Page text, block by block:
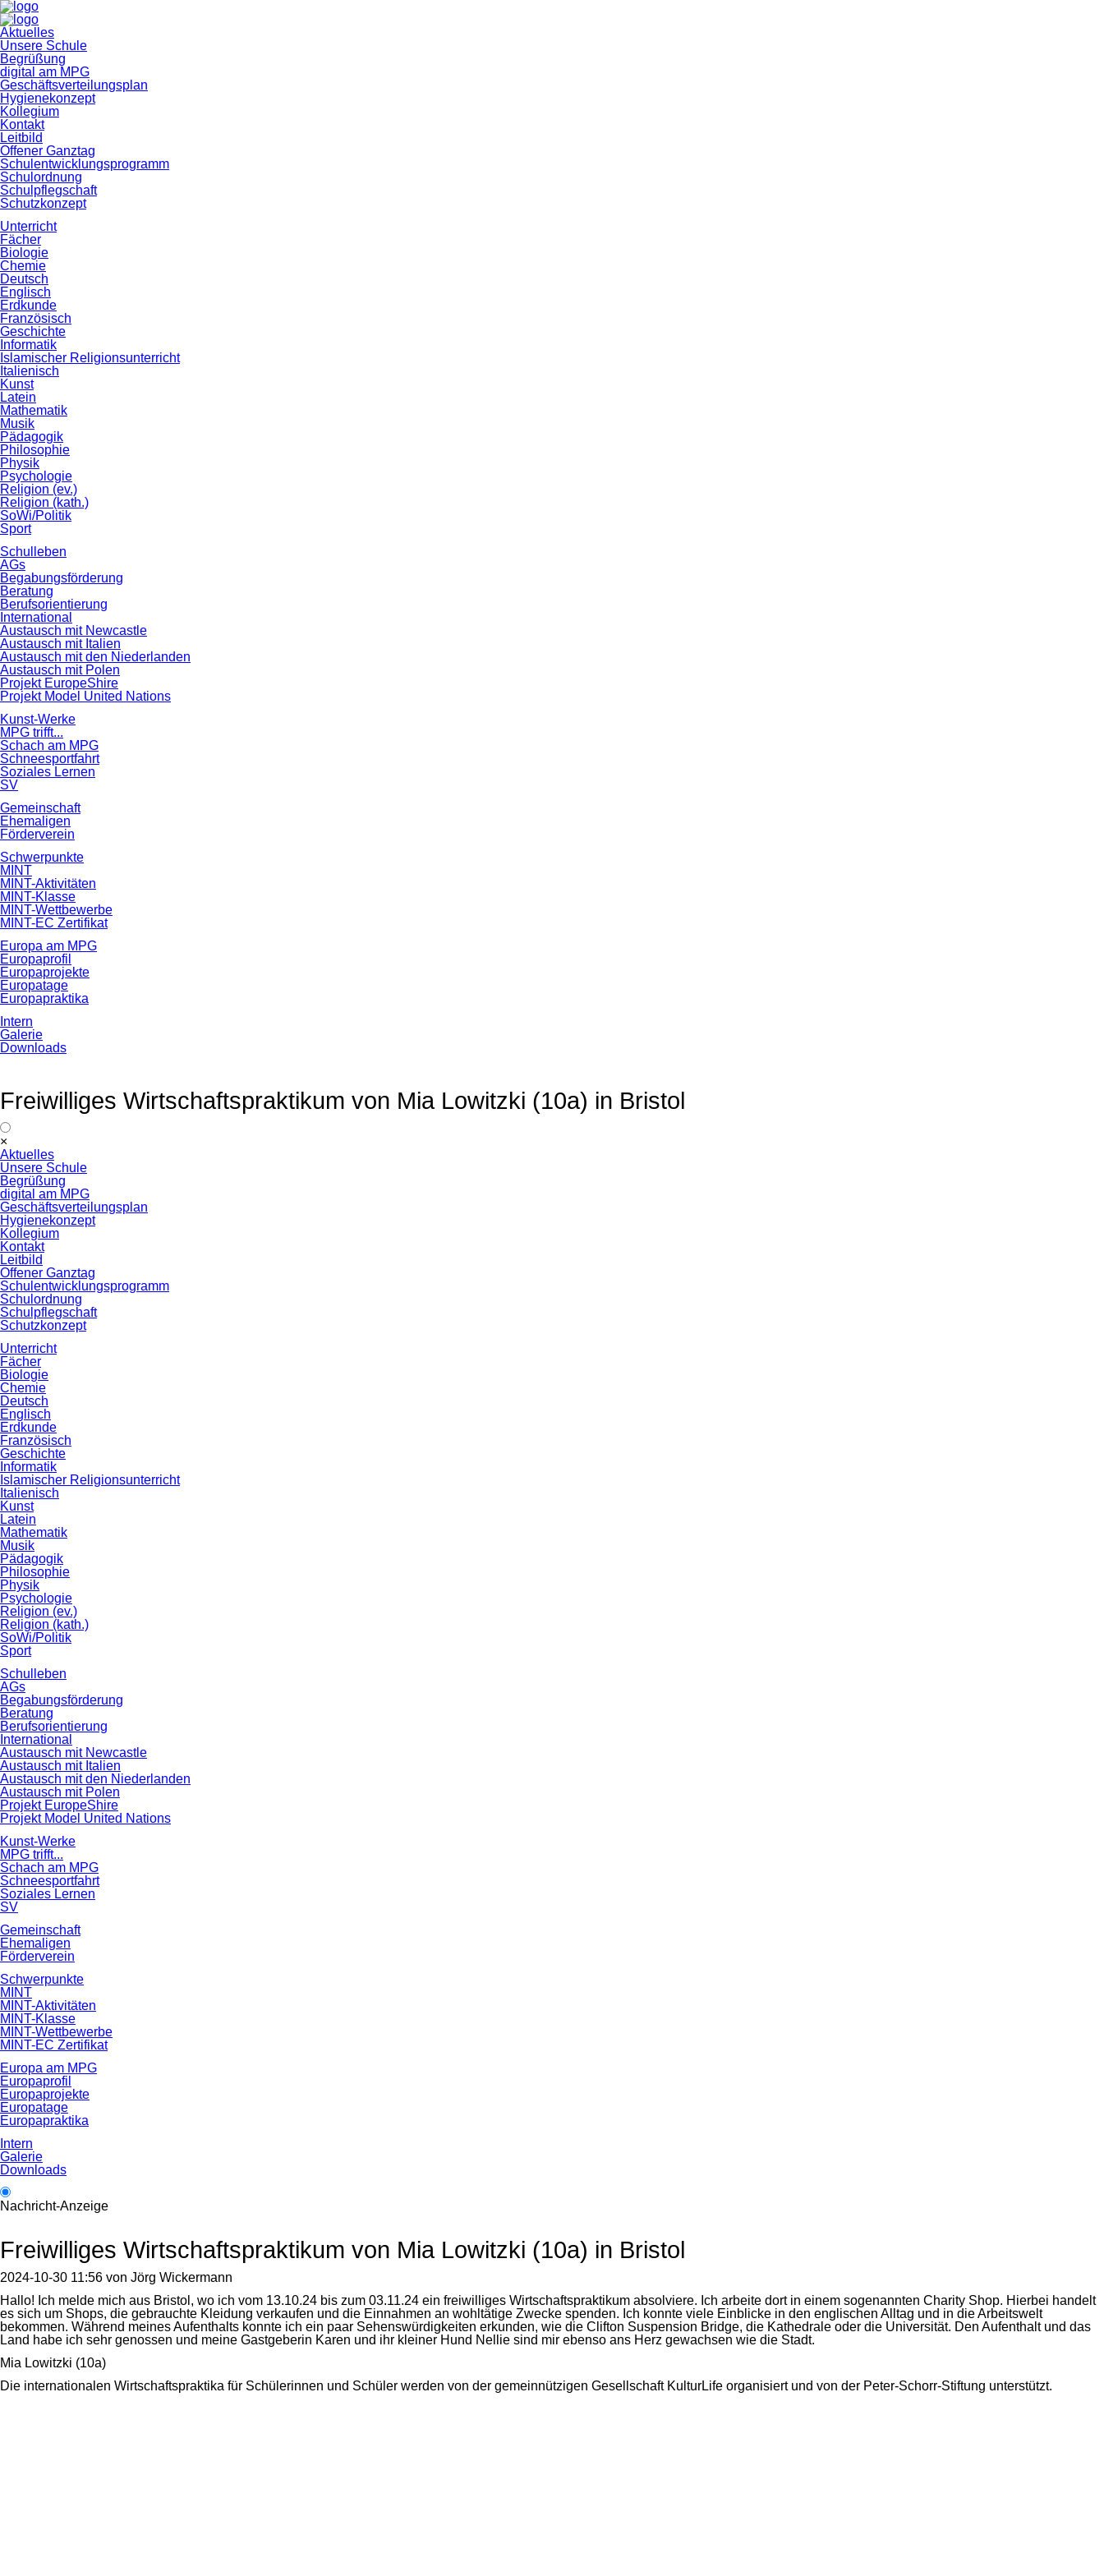
Navigation
überspringen
Aktuelles
Unsere Schule
Begrüßung
digital am MPG
Geschäftsverteilungsplan
Hygienekonzept
Kollegium
Kontakt
Leitbild
Offener Ganztag
Schulentwicklungsprogramm
Schulordnung
Schulpflegschaft
Schutzkonzept
Unterricht
Fächer
Biologie
Chemie
Deutsch
Englisch
Erdkunde
Französisch
Geschichte
Informatik
Islamischer Religionsunterricht
Italienisch
Kunst
Latein
Mathematik
Musik
Pädagogik
Philosophie
Physik
Psychologie
Religion (ev.)
Religion (kath.)
SoWi/Politik
Sport
Schulleben
AGs
Begabungsförderung
Beratung
Berufsorientierung
International
Austausch mit Newcastle
Austausch mit Italien
Austausch mit den Niederlanden
Austausch mit Polen
Projekt EuropeShire
Projekt Model United Nations
Kunst-Werke
MPG trifft...
Schach am MPG
Schneesportfahrt
Soziales Lernen
SV
Gemeinschaft
Ehemaligen
Förderverein
Schwerpunkte
MINT
MINT-Aktivitäten
MINT-Klasse
MINT-Wettbewerbe
MINT-EC Zertifikat
Europa am MPG
Europaprofil
Europaprojekte
Europatage
Europapraktika
Intern
Galerie
Downloads
Freiwilliges Wirtschaftspraktikum von Mia Lowitzki (10a) in Bristol
×
überspringen
Aktuelles
Unsere Schule
Begrüßung
digital am MPG
Geschäftsverteilungsplan
Hygienekonzept
Kollegium
Kontakt
Leitbild
Offener Ganztag
Schulentwicklungsprogramm
Schulordnung
Schulpflegschaft
Schutzkonzept
Unterricht
Fächer
Biologie
Chemie
Deutsch
Englisch
Erdkunde
Französisch
Geschichte
Informatik
Islamischer Religionsunterricht
Italienisch
Kunst
Latein
Mathematik
Musik
Pädagogik
Philosophie
Physik
Psychologie
Religion (ev.)
Religion (kath.)
SoWi/Politik
Sport
Schulleben
AGs
Begabungsförderung
Beratung
Berufsorientierung
International
Austausch mit Newcastle
Austausch mit Italien
Austausch mit den Niederlanden
Austausch mit Polen
Projekt EuropeShire
Projekt Model United Nations
Kunst-Werke
MPG trifft...
Schach am MPG
Schneesportfahrt
Soziales Lernen
SV
Gemeinschaft
Ehemaligen
Förderverein
Schwerpunkte
MINT
MINT-Aktivitäten
MINT-Klasse
MINT-Wettbewerbe
MINT-EC Zertifikat
Europa am MPG
Europaprofil
Europaprojekte
Europatage
Europapraktika
Intern
Galerie
Downloads
Nachricht-Anzeige
Freiwilliges Wirtschaftspraktikum von Mia Lowitzki (10a) in Bristol
2024-10-30 11:56 von Jörg Wickermann
Hallo! Ich melde mich aus Bristol, wo ich vom 13.10.24 bis zum 03.11.24 ein freiwilliges Wirtschaftspraktikum absolviere. Ich arbeite dort in einem sogenannten Charity Shop. Hierbei handelt
es sich um Shops, die gebrauchte Kleidung verkaufen und die Einnahmen an wohltätige Zwecke spenden. Ich konnte viele Einblicke in den englischen Alltag und in die Arbeitswelt
bekommen. Während meines Aufenthalts konnte ich ein paar Sehenswürdigkeiten erkunden, wie die Clifton Suspension Bridge, die Kathedrale oder die Universität. Den Aufenthalt und das
Land habe ich sehr genossen und meine Gastgeberin Karen und ihr kleiner Hund Nellie sind mir ebenso ans Herz gewachsen wie die Stadt.
Mia Lowitzki (10a)
Die internationalen Wirtschaftspraktika für Schülerinnen und Schüler werden von der gemeinnützigen Gesellschaft KulturLife organisiert und von der Peter-Schorr-Stiftung unterstützt.